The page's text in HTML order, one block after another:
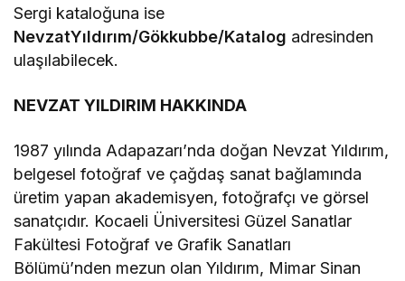
Sergi kataloğuna ise
NevzatYıldırım/Gökkubbe/Katalog adresinden
ulaşılabilecek.
NEVZAT YILDIRIM HAKKINDA
1987 yılında Adapazarı’nda doğan Nevzat Yıldırım,
belgesel fotoğraf ve çağdaş sanat bağlamında
üretim yapan akademisyen, fotoğrafçı ve görsel
sanatçıdır. Kocaeli Üniversitesi Güzel Sanatlar
Fakültesi Fotoğraf ve Grafik Sanatları
Bölümü’nden mezun olan Yıldırım, Mimar Sinan